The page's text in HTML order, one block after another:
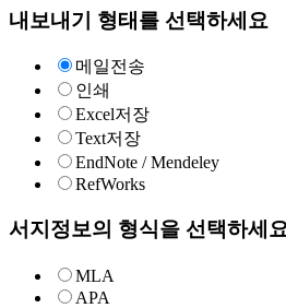
내보내기 형태를 선택하세요
메일전송
인쇄
Excel저장
Text저장
EndNote / Mendeley
RefWorks
서지정보의 형식을 선택하세
MLA
APA